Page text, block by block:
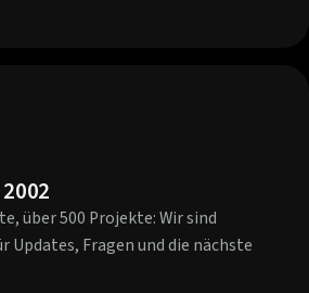
über 500 Projekte: Wir sind
Updates, Fragen und die nächste